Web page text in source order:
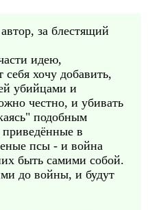
за блестящий
идею,
хочу добавить,
убийцами и
честно, и убивать
подобным
в
псы - и война
быть самими собой.
до войны, и будут